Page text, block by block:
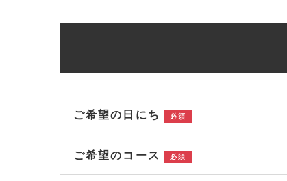
ご希望の日にち 必須
ご希望のコース 必須